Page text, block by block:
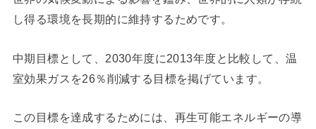
し得る環境を長期的に維持するためです。
中期目標として、2030年度に2013年度と比較して、温
室効果ガスを26％削減する目標を掲げています。
この目標を達成するためには、再生可能エネルギーの導